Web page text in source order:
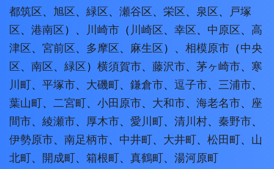
都筑区、 旭区、 緑区、 瀬谷区、 栄区、 泉区、
戸塚
区、 港南区）、 川崎市 （ 川崎区、 幸区、 中原区、 高
津区、 宮前区、 多摩区、 麻生区）、 相模原市 （中央
区、 南区、 緑区） 横須賀市、 藤沢市、 茅ヶ崎市、 寒
川町、 平塚市、 大磯町、 鎌倉市、 逗子市、 三浦市、
葉山町、 二宮町、 小田原市、 大和市、 海老名市、 座
間市、 綾瀬市、 厚木市、 愛川町、 清川村、 秦野市、
伊勢原市、 南足柄市、 中井町、 大井町、 松田町、 山
北町、 開成町、 箱根町、 真鶴町、 湯河原町